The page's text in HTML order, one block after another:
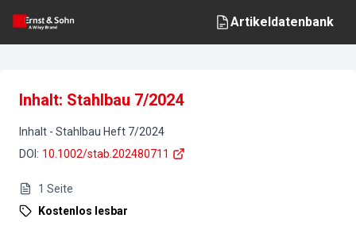
Artikeldatenbank
Inhalt: Stahlbau 7/2024
Inhalt - Stahlbau Heft 7/2024
DOI : 10.1002/stab.202480711
1 Seite
Kostenlos lesbar